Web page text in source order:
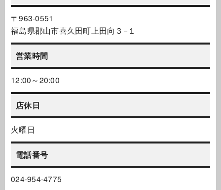
〒963-0551
福島県郡山市喜久田町上田向３−１
営業時間
12:00～20:00
店休日
火曜日
電話番号
024-954-4775